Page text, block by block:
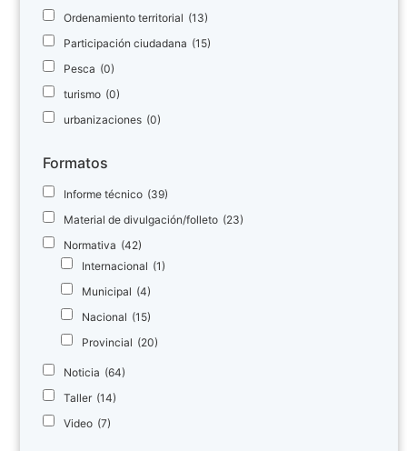
Ordenamiento territorial (13)
Participación ciudadana (15)
Pesca (0)
turismo (0)
urbanizaciones (0)
Formatos
Informe técnico (39)
Material de divulgación/folleto (23)
Normativa (42)
Internacional (1)
Municipal (4)
Nacional (15)
Provincial (20)
Noticia (64)
Taller (14)
Video (7)